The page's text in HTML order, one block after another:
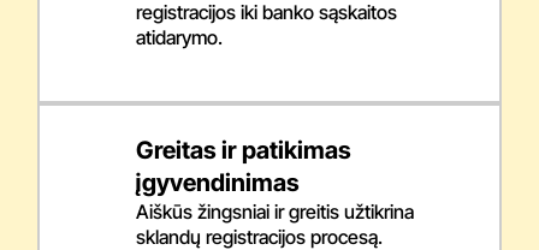
registracijos iki banko sąskaitos
atidarymo.
Greitas ir patikimas
įgyvendinimas
Aiškūs žingsniai ir greitis užtikrina
sklandų registracijos procesą.